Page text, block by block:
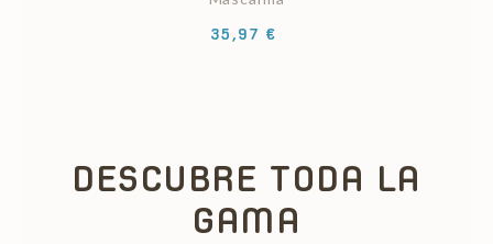
Precio
35,97 €
DESCUBRE TODA LA
GAMA